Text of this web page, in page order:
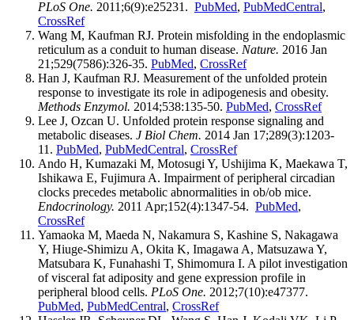
PLoS One. 2011;6(9):e25231. PubMed, PubMedCentral,
CrossRef
Wang M, Kaufman RJ. Protein misfolding in the endoplasmic
reticulum as a conduit to human disease. Nature. 2016 Jan
21;529(7586):326-35. PubMed, CrossRef
Han J, Kaufman RJ. Measurement of the unfolded protein
response to investigate its role in adipogenesis and obesity.
Methods Enzymol. 2014;538:135-50. PubMed, CrossRef
Lee J, Ozcan U. Unfolded protein response signaling and
metabolic diseases. J Biol Chem. 2014 Jan 17;289(3):1203-
11. PubMed, PubMedCentral, CrossRef
Ando H, Kumazaki M, Motosugi Y, Ushijima K, Maekawa T,
Ishikawa E, Fujimura A. Impairment of peripheral circadian
clocks precedes metabolic abnormalities in ob/ob mice.
Endocrinology. 2011 Apr;152(4):1347-54. PubMed,
CrossRef
Yamaoka M, Maeda N, Nakamura S, Kashine S, Nakagawa
Y, Hiuge-Shimizu A, Okita K, Imagawa A, Matsuzawa Y,
Matsubara K, Funahashi T, Shimomura I. A pilot investigation
of visceral fat adiposity and gene expression profile in
peripheral blood cells. PLoS One. 2012;7(10):e47377.
PubMed, PubMedCentral, CrossRef